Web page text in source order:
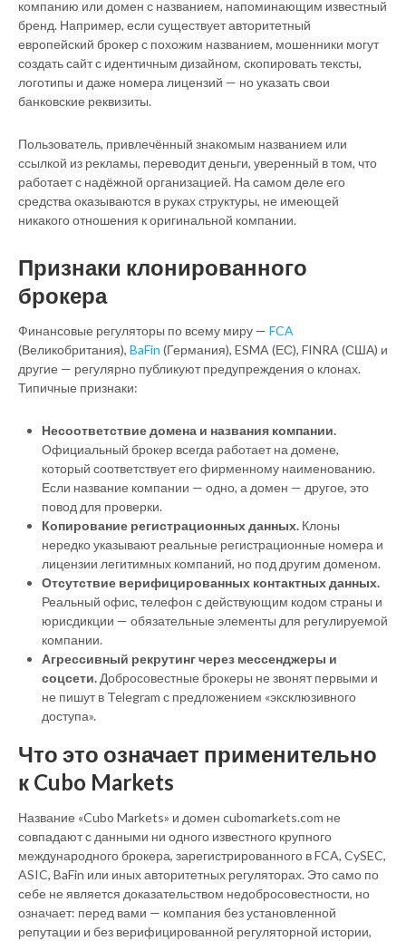
компанию или домен с названием, напоминающим известный
бренд. Например, если существует авторитетный
европейский брокер с похожим названием, мошенники могут
создать сайт с идентичным дизайном, скопировать тексты,
логотипы и даже номера лицензий — но указать свои
банковские реквизиты.
Пользователь, привлечённый знакомым названием или
ссылкой из рекламы, переводит деньги, уверенный в том, что
работает с надёжной организацией. На самом деле его
средства оказываются в руках структуры, не имеющей
никакого отношения к оригинальной компании.
Признаки клонированного
брокера
Финансовые регуляторы по всему миру — FCA
(Великобритания), BaFin (Германия), ESMA (ЕС), FINRA (США) и
другие — регулярно публикуют предупреждения о клонах.
Типичные признаки:
Несоответствие домена и названия компании.
Официальный брокер всегда работает на домене,
который соответствует его фирменному наименованию.
Если название компании — одно, а домен — другое, это
повод для проверки.
Копирование регистрационных данных. Клоны
нередко указывают реальные регистрационные номера и
лицензии легитимных компаний, но под другим доменом.
Отсутствие верифицированных контактных данных.
Реальный офис, телефон с действующим кодом страны и
юрисдикции — обязательные элементы для регулируемой
компании.
Агрессивный рекрутинг через мессенджеры и
соцсети. Добросовестные брокеры не звонят первыми и
не пишут в Telegram с предложением «эксклюзивного
доступа».
Что это означает применительно
к Cubo Markets
Название «Cubo Markets» и домен cubomarkets.com не
совпадают с данными ни одного известного крупного
международного брокера, зарегистрированного в FCA, CySEC,
ASIC, BaFin или иных авторитетных регуляторах. Это само по
себе не является доказательством недобросовестности, но
означает: перед вами — компания без установленной
репутации и без верифицированной регуляторной истории,